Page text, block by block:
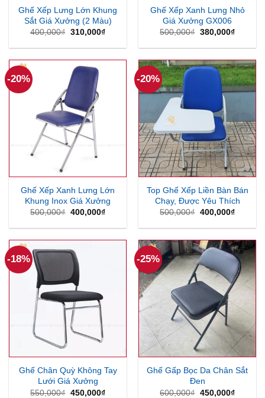
Ghế Xếp Lưng Lớn Khung
Sắt Giá Xưởng (2 Màu)
400,000₫ Giá
là:
310,000₫Giá
tại
310,000₫.
Ghế Xếp Xanh Lưng Nhỏ
Giá Xưởng GX006
500,000₫ Giá
là:
380,000₫Giá
tại
-20%
Ghế Xếp Xanh Lưng Lớn
Khung Inox Giá Xưởng
500,000₫ Giá
là:
400,000₫Giá
tại
400,000₫.
-20%
Top Ghế Xếp Liền Bàn Bán
Chạy, Được Yêu Thích
500,000₫ Giá
là:
400,000₫Giá
tại
-18%
Ghế Chân Quỳ Không Tay
Lưới Giá Xưởng
550,000₫ Giá
450,000₫Giá
-25%
Ghế Gấp Bọc Da Chân Sắt
Đen
600,000₫ Giá
450,000₫Giá